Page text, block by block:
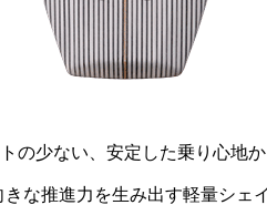
の少ない、安定した乗り心地
な推進力を生み出す軽量シェ